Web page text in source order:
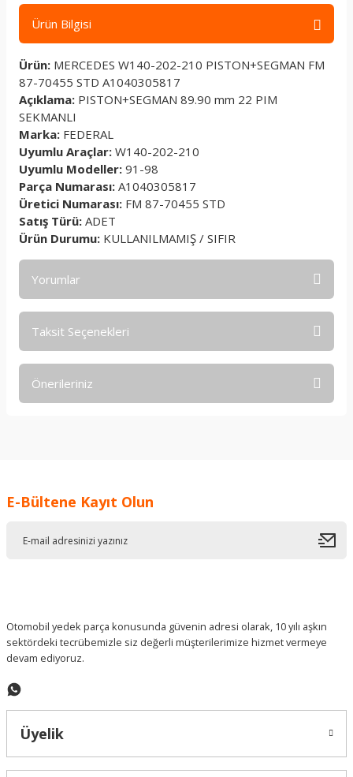
Ürün Bilgisi
Ürün: MERCEDES W140-202-210 PISTON+SEGMAN FM
87-70455 STD A1040305817
Açıklama: PISTON+SEGMAN 89.90 mm 22 PIM
SEKMANLI
Marka: FEDERAL
Uyumlu Araçlar: W140-202-210
Uyumlu Modeller: 91-98
Parça Numarası: A1040305817
Üretici Numarası: FM 87-70455 STD
Satış Türü: ADET
Ürün Durumu: KULLANILMAMIŞ / SIFIR
Yorumlar
Taksit Seçenekleri
Önerileriniz
Ürün resmi kalitesiz, bozuk veya görüntülenemiyor.
E-Bültene Kayıt Olun
Otomobil yedek parça konusunda güvenin adresi olarak, 10 yılı aşkın
sektördeki tecrübemizle siz değerli müşterilerimize hizmet vermeye
devam ediyoruz.
Üyelik